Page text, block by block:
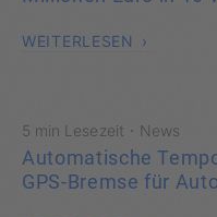
WEITERLESEN
5 min Lesezeit · News
Automatische
GPS-Bremse für